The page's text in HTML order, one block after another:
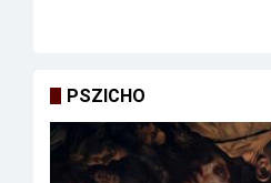
PSZICHO